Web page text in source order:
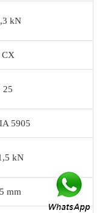
kN
CX
25
5905
kN
mm